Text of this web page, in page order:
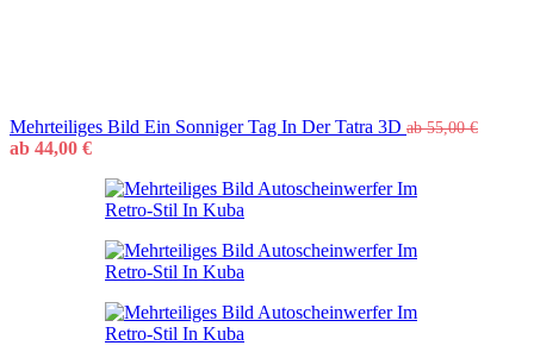
Mehrteiliges Bild Ein Sonniger Tag In Der Tatra 3D ab55,00€
ab 44,00 €